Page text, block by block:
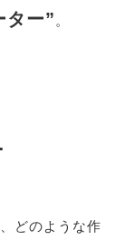
ター” 。
どのような作